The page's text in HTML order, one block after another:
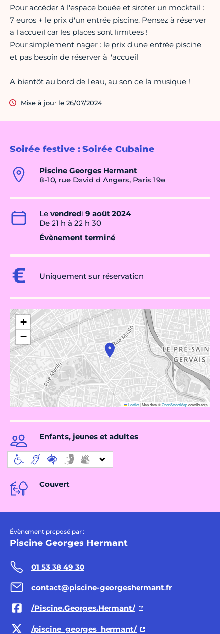
Soirée festive : Soirée Cubaine
Piscine Georges Hermant
8-10, rue David d Angers, Paris 19e
Le vendredi 9 août 2024
De 21 h à 22 h 30
Évènement terminé
Uniquement sur réservation
+
−
Leaflet|Map data ©OpenStreetMapcontributors
Enfants, jeunes et adultes
Couvert
Évènement proposé par :
Piscine Georges Hermant
01 53 38 49 30
contact@piscine-georgeshermant.fr
/Piscine.Georges.Hermant/
/piscine_georges_hermant/
Pour accéder à l'espace bouée et siroter un mocktail :
7 euros + le prix d'un entrée piscine. Pensez à réserver
à l'accueil car les places sont limitées !
Pour simplement nager : le prix d'une entrée piscine
et pas besoin de réserver à l'accueil
A bientôt au bord de l'eau, au son de la musique !
Mise à jour le 26/07/2024